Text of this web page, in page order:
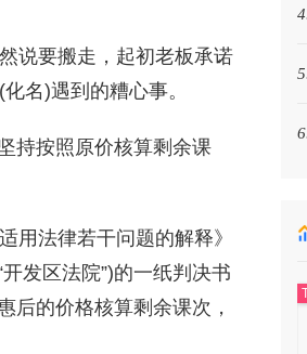
说要搬走，起初老板承诺
名)遇到的糟心事。
持按照原价核算剩余课
法律若干问题的解释》
发区法院”)的一纸判决书
后的价格核算剩余课次，